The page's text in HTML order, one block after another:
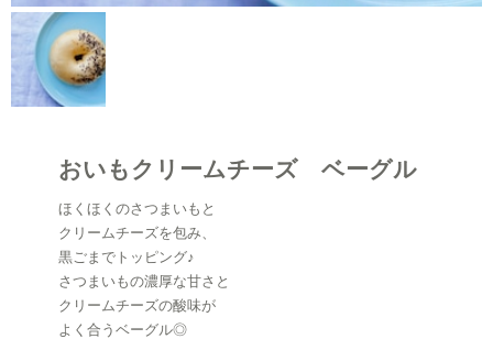
おいもクリームチーズ ベーグル
ほくほくのさつまいもと
クリームチーズを包み、
黒ごまでトッピング♪
さつまいもの濃厚な甘さと
クリームチーズの酸味が
よく合うベーグル◎